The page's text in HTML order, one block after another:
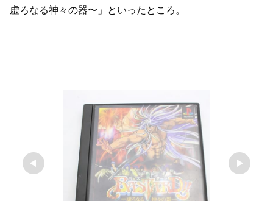
虚ろなる神々の器〜」といったところ。